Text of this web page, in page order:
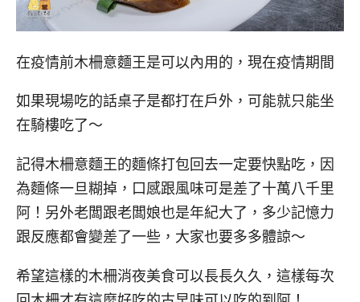
在疫情前木柵意麵王是可以內用的，現在疫情期間
如果現場吃的話桌子是都打在戶外，可能就只能坐
在騎樓吃了～
記得木柵意麵王的麵條打包回去一定要快點吃，因
為麵條一旦糊掉，口感跟風味可是差了十萬八千里
阿！另外老闆跟老闆娘也是年紀大了，多少記憶力
跟反應都會變差了一些，大家也要多多體諒～
希望這樣的木柵消夜美食可以長長久久，這樣每次